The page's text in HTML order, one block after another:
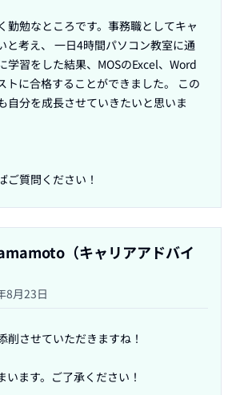
勤勉なところです。事務職としてキャ
と考え、 一日4時間パソコン教室に通
学習をした結果、MOSのExcel、Word
トに合格することができました。 この
自分を成長させていきたいと思いま
ご質問ください！
（キャリアアドバイ
8月23日
削させていただきますね！
ます。ご了承ください！